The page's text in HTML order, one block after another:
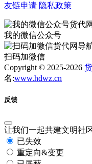
友链申请 隐私政策
我的微信公众号
扫码加微信
Copyright © 2025-2026
名:www.hdwz.cn
反馈
让我们一起共建文明社
已失效
重定向&变更